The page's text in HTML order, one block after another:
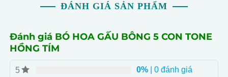
ĐÁNH GIÁ SẢN PHẨM
Đánh giá BÓ HOA GẤU BÔNG 5 CON TONE
HỒNG TÍM
5 0%| 0 đánh giá